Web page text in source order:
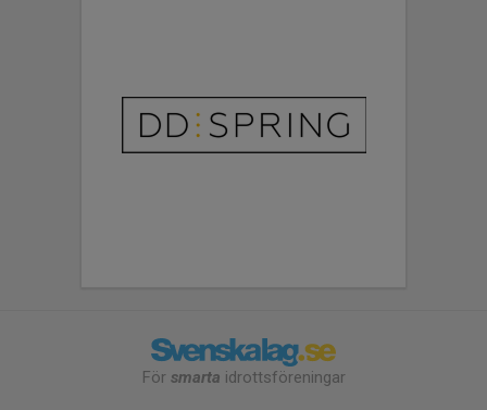
För smarta idrottsföreningar